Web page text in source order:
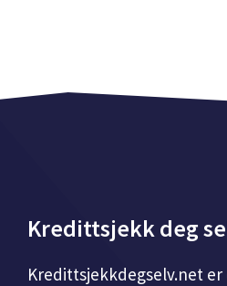
Kredittsjekk deg
Kredittsjekkdegselv.net